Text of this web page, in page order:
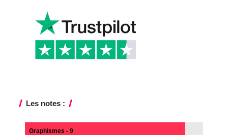
Les notes :
Graphismes - 9